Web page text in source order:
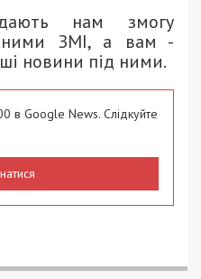
нам змогу
ЗМІ, а вам -
новини під ними.
в Google News. Слідкуйте